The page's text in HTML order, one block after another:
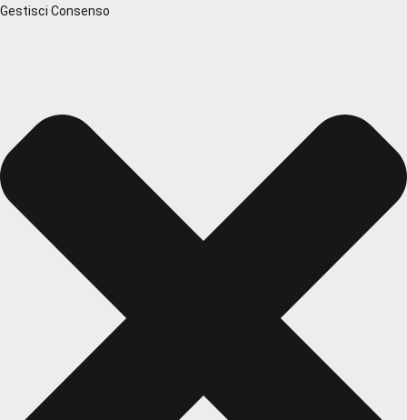
Gestisci Consenso